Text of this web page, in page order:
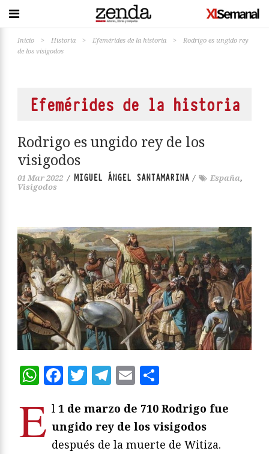
Inicio > Historia > Efemérides de la historia >
Rodrigo es ungido rey
de los visigodos
Efemérides de la historia
Rodrigo es ungido rey de los
visigodos
01 Mar 2022 / MIGUEL ÁNGEL SANTAMARINA / España,
Visigodos
WhatsApp
Facebook
Twitter
Telegram
Email
E l 1 de marzo de 710 Rodrigo fue
ungido rey de los visigodos
después de la muerte de Witiza.